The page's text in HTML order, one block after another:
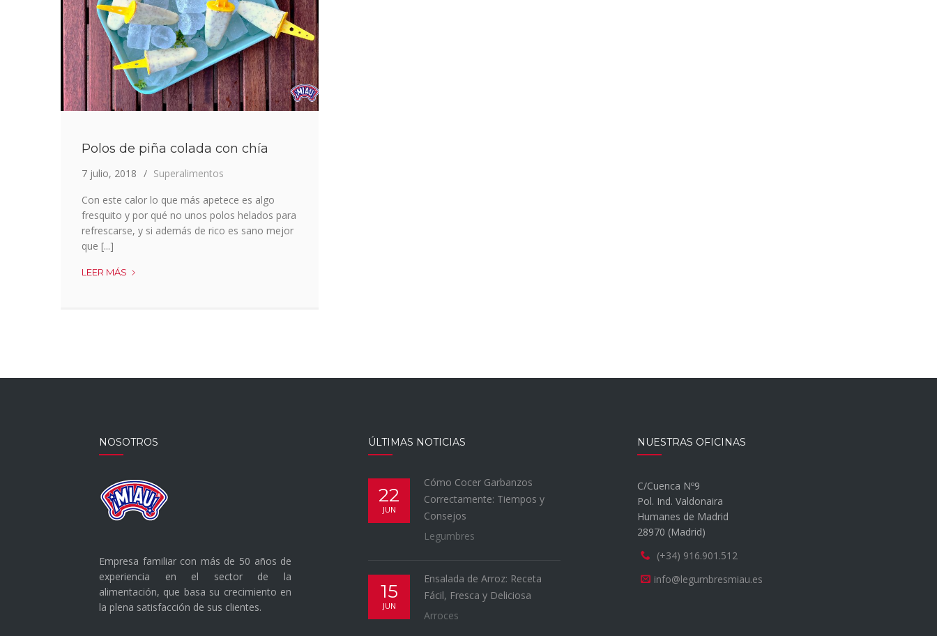
Polos de piña colada con chía
7 julio, 2018
Superalimentos
Con este calor lo que más apetece es algo
fresquito y por qué no unos polos helados para
refrescarse, y si además de rico es sano mejor
que [...]
LEER MÁS
NOSOTROS
Empresa familiar con más de 50 años de
experiencia en el sector de la
alimentación, que basa su crecimiento en
la plena satisfacción de sus clientes.
ÚLTIMAS NOTICIAS
22
JUN
Cómo Cocer Garbanzos
Correctamente: Tiempos y
Consejos
Legumbres
15
JUN
Ensalada de Arroz: Receta
Fácil, Fresca y Deliciosa
Arroces
NUESTRAS OFICINAS
C/Cuenca Nº9
Pol. Ind. Valdonaira
Humanes de Madrid
28970 (Madrid)
(+34) 916.901.512
info@legumbresmiau.es